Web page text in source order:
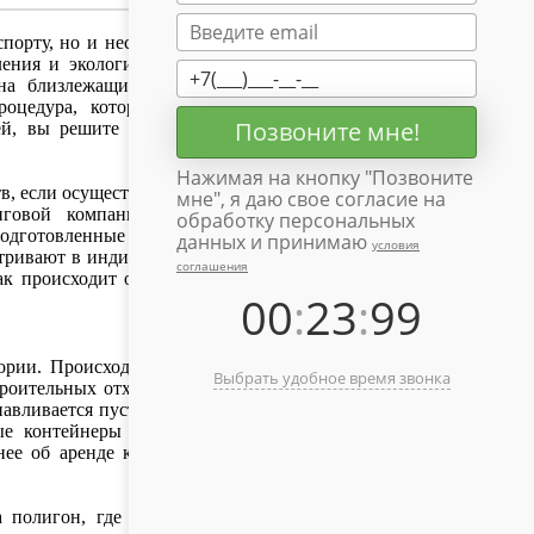
но и несет вред для
и экологию, исходит
близлежащих деревьях,
которую нельзя
вы решите проблему с
если осуществлять вывоз
компании - ООО
рабочие –
в индивидуальном
происходит организация
Происходит побор и
отходов. Когда
пустая емкость,
контейнеры не наносят
об аренде контейнеров
где происходит
Позвоните мне!
Нажимая на кнопку "Позвоните
мне", я даю свое согласие на
обработку персональных
данных и принимаю условия
соглашения
00:23:99
Выбрать удобное время звонка